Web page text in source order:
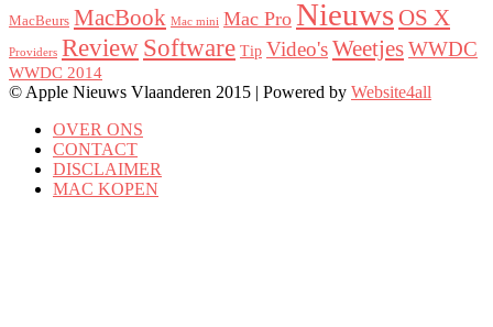
MacBeurs MacBook Mac mini Mac Pro Nieuws OS X
Providers Review Software Tip Video'sWeetjesWWDC
WWDC 2014
© Apple Nieuws Vlaanderen 2015 | Powered by Website4all
OVER ONS
CONTACT
DISCLAIMER
MAC KOPEN